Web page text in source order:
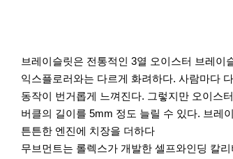
브레이슬릿은 전통적인 3열 오이스터 브레
익스플로러와는 다르게 화려하다. 사람마다
동작이 번거롭게 느껴진다. 그렇지만 오이스
버클의 길이를 5mm 정도 늘릴 수 있다. 브레
튼튼한 엔진에 치장을 더하다
무브먼트는 롤렉스가 개발한 셀프와인딩 칼